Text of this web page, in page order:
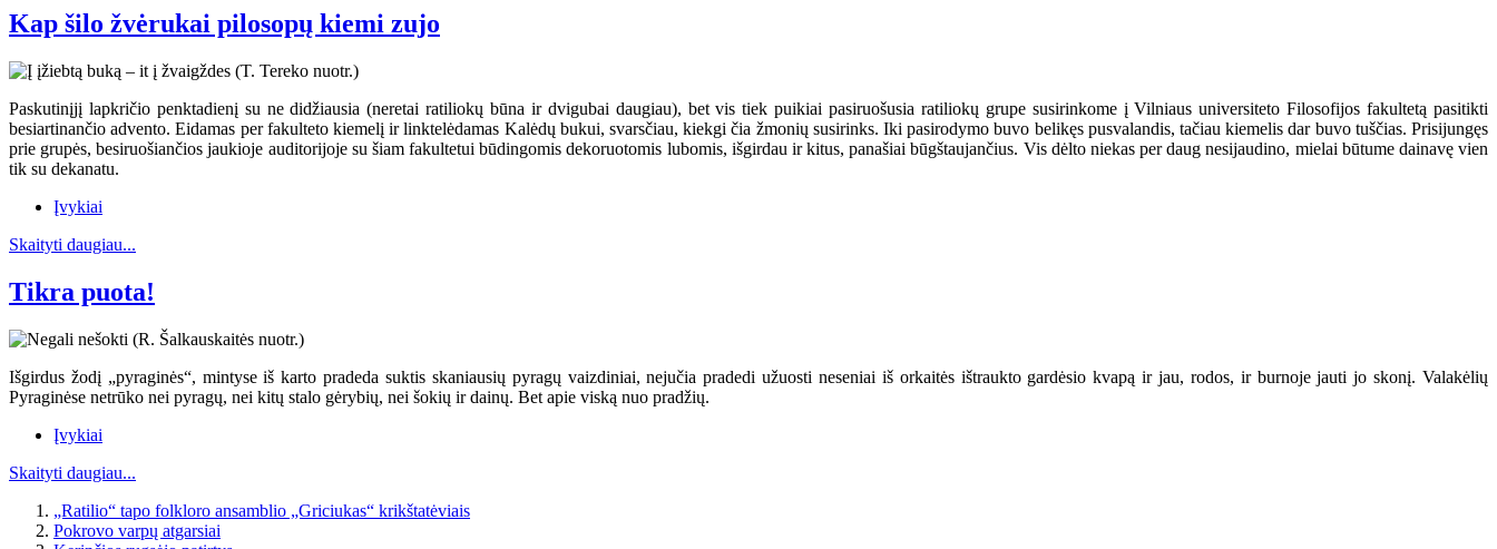
Kap šilo žvėrukai pilosopų kiemi zujo
Paskutinįjį lapkričio penktadienį su ne didžiausia (neretai ratiliokų būna ir dvigubai daugiau), bet vis tiek puikiai pasiruošusia ratiliokų grupe susirinkome į Vilniaus universiteto Filosofijos fakultetą pasitikti
besiartinančio advento. Eidamas per fakulteto kiemelį ir linktelėdamas Kalėdų bukui, svarsčiau, kiekgi čia žmonių susirinks. Iki pasirodymo buvo belikęs pusvalandis, tačiau kiemelis dar buvo tuščias. Prisijungęs
prie grupės, besiruošiančios jaukioje auditorijoje su šiam fakultetui būdingomis dekoruotomis lubomis, išgirdau ir kitus, panašiai būgštaujančius. Vis dėlto niekas per daug nesijaudino, mielai būtume dainavę vien
tik su dekanatu.
Įvykiai
Skaityti daugiau...
Tikra puota!
Išgirdus žodį „pyraginės“, mintyse iš karto pradeda suktis skaniausių pyragų vaizdiniai, nejučia pradedi užuosti neseniai iš orkaitės ištraukto gardėsio kvapą ir jau, rodos, ir burnoje jauti jo skonį. Valakėlių
Pyraginėse netrūko nei pyragų, nei kitų stalo gėrybių, nei šokių ir dainų. Bet apie viską nuo pradžių.
Įvykiai
Skaityti daugiau...
„Ratilio“ tapo folkloro ansamblio „Griciukas“ krikštatėviais
Pokrovo varpų atgarsiai